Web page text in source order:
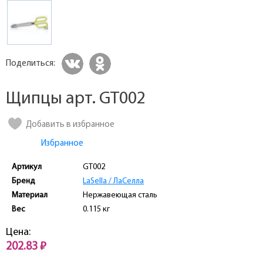
Поделиться:
Щипцы арт. GT002
Добавить в избранное
Избранное
Артикул
GT002
Бренд
LaSella / ЛаCелла
Материал
Нержавеющая сталь
Вес
0.115 кг
Цена:
202.83 ₽